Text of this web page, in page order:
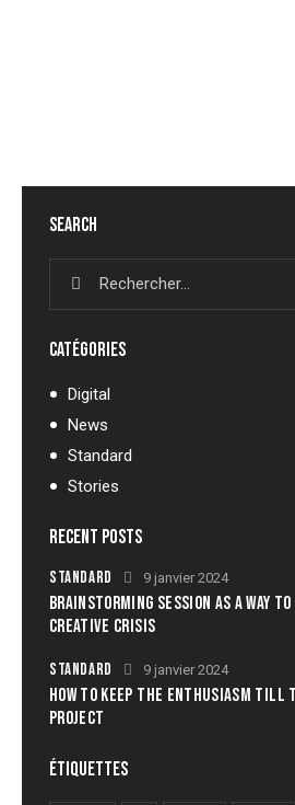
SEARCH
CATÉGORIES
Digital
News
Standard
Stories
RECENT POSTS
STANDARD 9 janvier 2024
BRAINSTORMING SESSION AS A WAY
CREATIVE CRISIS
STANDARD 9 janvier 2024
HOW TO KEEP THE ENTHUSIASM TILL
PROJECT
ÉTIQUETTES